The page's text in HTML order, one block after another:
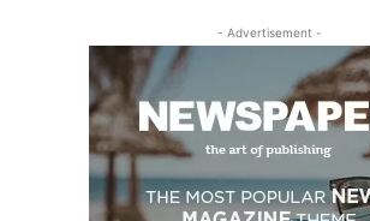
- Advertisement -